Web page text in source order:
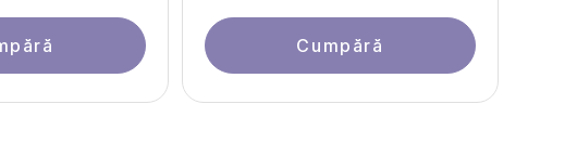
Cumpără